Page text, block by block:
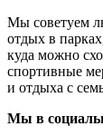
Мы советуем
отдых в
куда можно
спортивные
и отдыха с
Мы в